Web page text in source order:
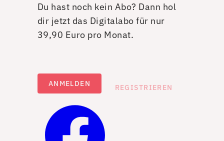
Du hast noch kein Abo? Dann hol
dir jetzt das Digitalabo für nur
39,90 Euro pro Monat.
ANMELDEN REGISTRIEREN